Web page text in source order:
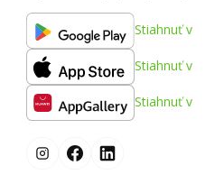
Stiahnuť v
Stiahnuť v
Stiahnuť v